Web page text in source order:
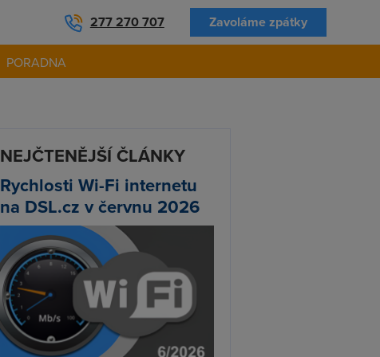
277 270 707 Zavoláme zpátky
PORADNA
NEJČTENĚJŠÍ ČLÁNKY
Rychlosti Wi-Fi internetu
na DSL.cz v červnu 2026